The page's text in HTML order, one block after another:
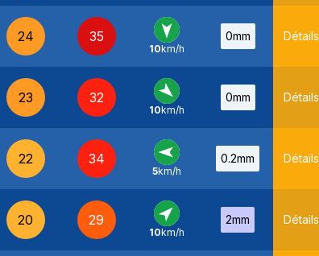
24 35
N -
10km/h
0mm Détails
23 32
NO -
10km/h
0mm Détails
22 34
E -
5km/h
0.2mm Détails
20 29
SO -
10km/h
2mm Détails